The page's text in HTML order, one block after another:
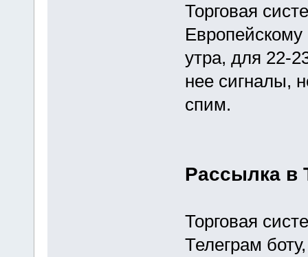
Торговая
утра, для 22-
нее сигналы,
спим.
Рассылка в
Торговая
Телеграм